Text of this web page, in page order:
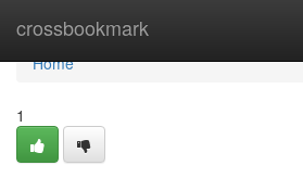
crossbookmark
Home
Home
1